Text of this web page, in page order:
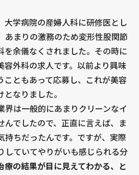
大学病院の産婦人科に研修医とし
あまりの激務のため変形性股関節
を余儀なくされました。その時に
容外科の求人です。以前より興味
こともあって応募し、これが美容
なりました。
界は一般的にあまりクリーンなイ
んでしたので、正直に言えば、ま
持ちだったんです。ですが、実際
していてやりがいも感じられる分
療の結果が目に見えてわかる、と